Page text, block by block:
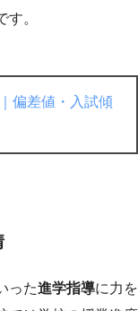
。
偏差値・入試傾
った進学指導に力を